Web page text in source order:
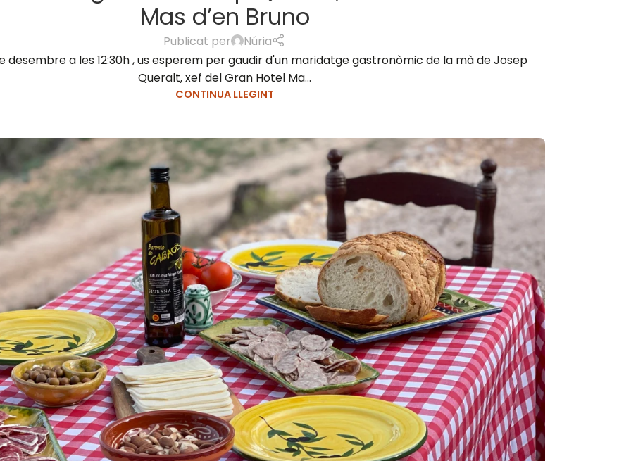
Mas d’en Bruno
Publicat per
Núria
desembre a les 12:30h , us esperem per gaudir d'un maridatge gastronòmic de la mà de Josep
Queralt, xef del Gran Hotel Ma...
CONTINUA LLEGINT